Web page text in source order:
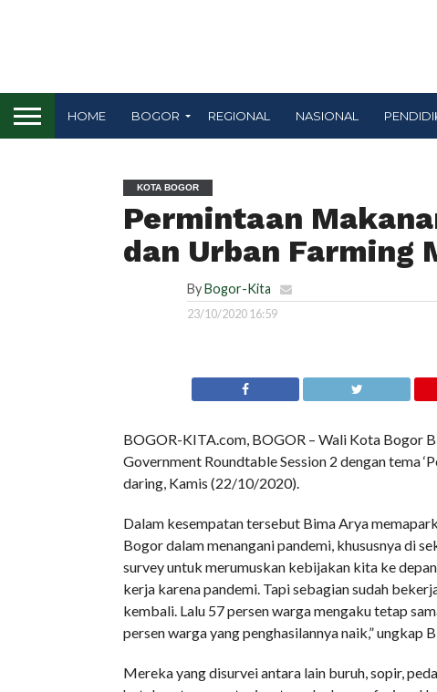
HOME BOGOR REGIONAL NASIONAL
KOTA BOGOR
Permintaan
dan Urban Farming
ByBogor-Kita
23/10/2020 16:59
BOGOR-KITA.com, BOGOR – Wali Kota Bogor
Government Roundtable Session 2 dengan tema
daring, Kamis (22/10/2020).
Dalam kesempatan tersebut Bima Arya
Bogor dalam menangani pandemi, khususnya di
survey untuk merumuskan kebijakan kita ke
kerja karena pandemi. Tapi sebagian sudah
kembali. Lalu 57 persen warga mengaku tetap
persen warga yang penghasilannya naik,” ungkap
Mereka yang disurvei antara lain buruh, sopir,